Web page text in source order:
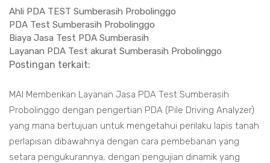
Ahli PDA TEST Sumberasih Probolinggo
PDA Test Sumberasih Probolinggo
Biaya Jasa Test PDA Sumberasih
Layanan PDA Test akurat Sumberasih Probolinggo
Postingan terkait:
MAI Memberikan Layanan Jasa PDA Test Sumberasih
Probolinggo dengan pengertian PDA (Pile Driving Analyzer)
yang mana bertujuan untuk mengetahui perilaku lapis tanah
perlapisan dibawahnya dengan cara pembebanan yang
setara pengukurannya, dengan pengujian dinamik yang